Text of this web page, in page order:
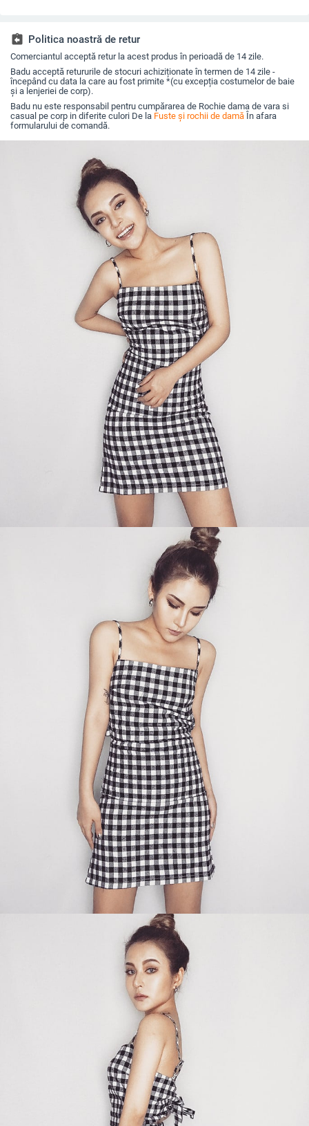
assignment_return Politica noastră de retur
Comerciantul acceptă retur la acest produs în perioadă de 14 zile.
Badu acceptă retururile de stocuri achiziționate în termen de 14 zile -
începând cu data la care au fost primite *(cu excepția costumelor de baie
și a lenjeriei de corp).
Badu nu este responsabil pentru cumpărarea de Rochie dama de vara si
casual pe corp in diferite culori De la Fuste și rochii de damă În afara
formularului de comandă.